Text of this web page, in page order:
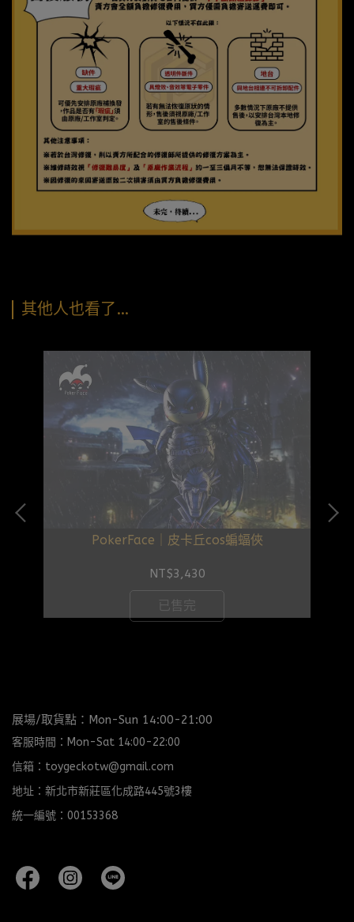
其他人也看了…
PokerFace｜皮卡丘cos蝙蝠俠
NT$3,430
已售完
展場/取貨點：Mon-Sun 14:00-21:00
客服時間：Mon-Sat 14:00-22:00
信箱：toygeckotw@gmail.com
地址：新北市新莊區化成路445號3樓
統一編號：00153368